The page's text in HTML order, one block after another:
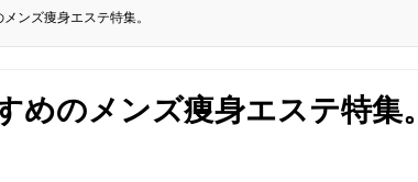
ンズ痩身エステ特集。
めのメンズ痩身エステ特集。